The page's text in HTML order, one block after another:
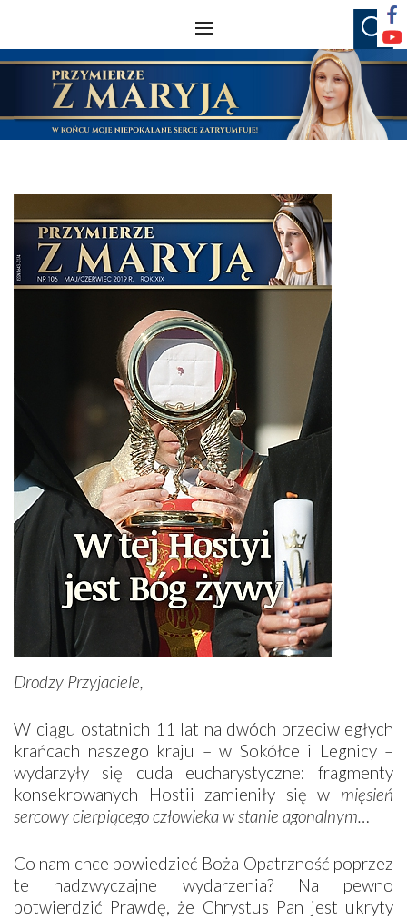
Drodzy Przyjaciele,
W ciągu ostatnich 11 lat na dwóch przeciwległych
krańcach naszego kraju – w Sokółce i Legnicy –
wydarzyły się cuda eucharystyczne: fragmenty
konsekrowanych Hostii zamieniły się w mięsień
sercowy cierpiącego człowieka w stanie agonalnym…
Co nam chce powiedzieć Boża Opatrzność poprzez
te nadzwyczajne wydarzenia? Na pewno
potwierdzić Prawdę, że Chrystus Pan jest ukryty